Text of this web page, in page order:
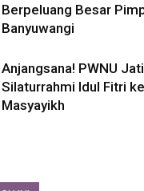
Berpeluang Besar
Banyuwangi
Anjangsana! PWNU
Silaturrahmi Idul Fitri
Masyayikh